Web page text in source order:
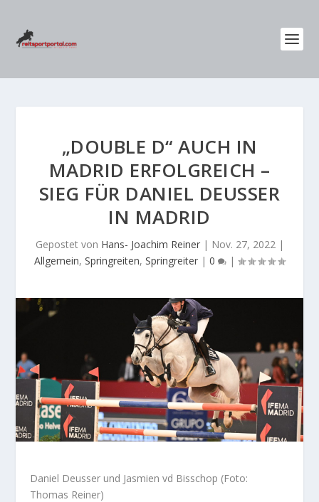
„DOUBLE D“ AUCH IN
MADRID ERFOLGREICH –
SIEG FÜR DANIEL DEUSSER
IN MADRID
Gepostet von Hans- Joachim Reiner| Nov. 27, 2022|
Allgemein, Springreiten, Springreiter | 0 |
Daniel Deusser und Jasmien vd Bisschop (Foto:
Thomas Reiner)